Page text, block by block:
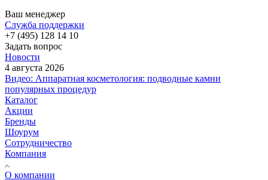
Ваш менеджер
Служба поддержки
+7 (495) 128 14 10
Задать вопрос
Новости
4 августа 2026
Видео: Аппаратная косметология: подводные камни
популярных процедур
Каталог
Акции
Бренды
Шоурум
Сотрудничество
Компания
О компании